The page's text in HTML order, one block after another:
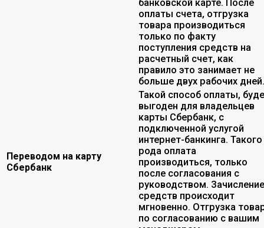
банковской карте. После
оплаты счета, отгрузка
товара производиться
только по факту
поступления средств на
расчетный счет, как
правило это занимает не
больше двух рабочих дней.
Переводом на карту
Сбербанк
Такой способ оплаты,
выгоден для владельцев
карты Сбербанк, с
подключенной услугой
интернет-банкинга. Такого
рода оплата
производиться, только
после согласования с
руководством. Зачисление
средств происходит
мгновенно. Отгрузка
по согласованию с вашим